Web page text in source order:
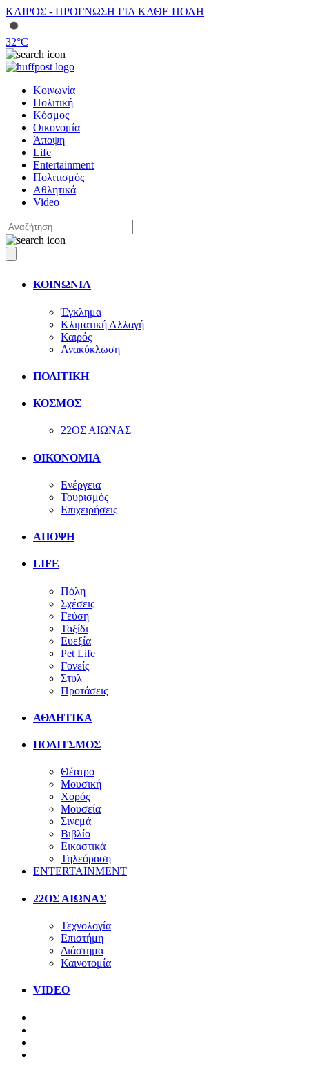
ΚΑΙΡΟΣ - ΠΡΟΓΝΩΣΗ ΓΙΑ ΚΑΘΕ ΠΟΛΗ
32°C
Κοινωνία
Πολιτική
Κόσμος
Οικονομία
Άποψη
Life
Entertainment
Πολιτισμός
Αθλητικά
Video
ΚΟΙΝΩΝΙΑ
Έγκλημα
Κλιματική Αλλαγή
Καιρός
Ανακύκλωση
ΠΟΛΙΤΙΚΗ
ΚΟΣΜΟΣ
22ΟΣ ΑΙΩΝΑΣ
ΟΙΚΟΝΟΜΙΑ
Ενέργεια
Τουρισμός
Επιχειρήσεις
ΑΠΟΨΗ
LIFE
Πόλη
Σχέσεις
Γεύση
Ταξίδι
Ευεξία
Pet Life
Γονείς
Στυλ
Προτάσεις
ΑΘΛΗΤΙΚΑ
ΠΟΛΙΤΣΜΟΣ
Θέατρο
Μουσική
Χορός
Μουσεία
Σινεμά
Βιβλίο
Εικαστικά
Τηλεόραση
ENTERTAINMENT
22ΟΣ ΑΙΩΝΑΣ
Τεχνολογία
Επιστήμη
Διάστημα
Καινοτομία
VIDEO